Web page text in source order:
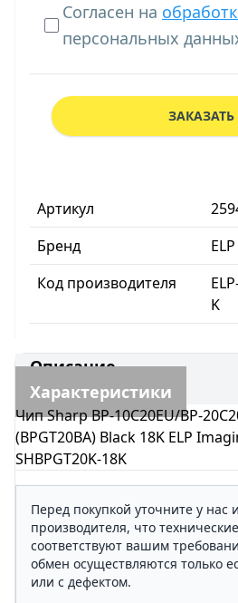
Артикул
Бренд
ELP
Код производителя
K
Согласен на
персональных
ЗАКАЗАТЬ
Описание
Характеристики
Чип Sharp BP-10С20EU/BP-
(BPGT20BA) Black 18K ELP
SHBPGT20K-18K
Перед покупкой уточните у нас
производителя, что
соответствуют вашим
обмен осуществляются только
или с дефектом.